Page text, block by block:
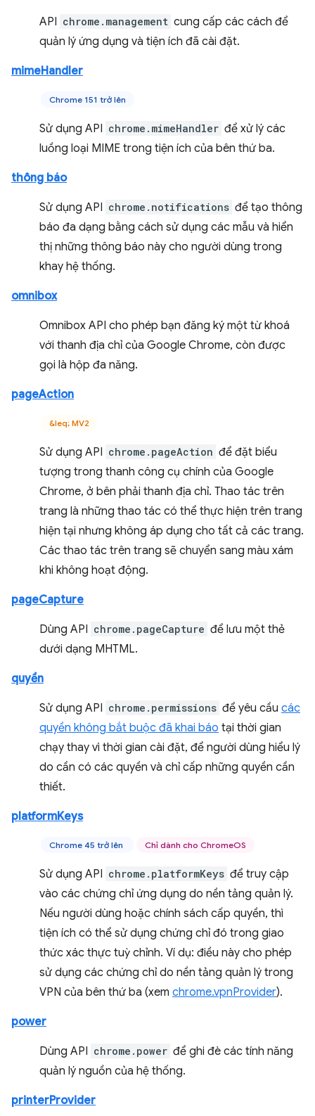
API chrome.management cung cấp các cách để
quản lý ứng dụng và tiện ích đã cài đặt.
mimeHandler
Chrome 151 trở lên
Sử dụng API chrome.mimeHandler để xử lý các
luồng loại MIME trong tiện ích của bên thứ ba.
thông báo
Sử dụng API chrome.notifications để tạo thông
báo đa dạng bằng cách sử dụng các mẫu và hiển
thị những thông báo này cho người dùng trong
khay hệ thống.
omnibox
Omnibox API cho phép bạn đăng ký một từ khoá
với thanh địa chỉ của Google Chrome, còn được
gọi là hộp đa năng.
pageAction
&leq; MV2
Sử dụng API chrome.pageAction để đặt biểu
tượng trong thanh công cụ chính của Google
Chrome, ở bên phải thanh địa chỉ. Thao tác trên
trang là những thao tác có thể thực hiện trên trang
hiện tại nhưng không áp dụng cho tất cả các trang.
Các thao tác trên trang sẽ chuyển sang màu xám
khi không hoạt động.
pageCapture
Dùng API chrome.pageCapture để lưu một thẻ
dưới dạng MHTML.
quyền
Sử dụng API chrome.permissions để yêu cầu các
quyền không bắt buộc đã khai báo tại thời gian
chạy thay vì thời gian cài đặt, để người dùng hiểu lý
do cần có các quyền và chỉ cấp những quyền cần
thiết.
platformKeys
Chrome 45 trở lên Chỉ dành cho ChromeOS
Sử dụng API chrome.platformKeys để truy cập
vào các chứng chỉ ứng dụng do nền tảng quản lý.
Nếu người dùng hoặc chính sách cấp quyền, thì
tiện ích có thể sử dụng chứng chỉ đó trong giao
thức xác thực tuỳ chỉnh. Ví dụ: điều này cho phép
sử dụng các chứng chỉ do nền tảng quản lý trong
VPN của bên thứ ba (xem chrome.vpnProvider).
power
Dùng API chrome.power để ghi đè các tính năng
quản lý nguồn của hệ thống.
printerProvider